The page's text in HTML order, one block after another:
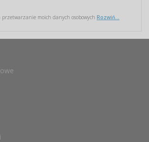
moich danych osobowych Rozwiń...